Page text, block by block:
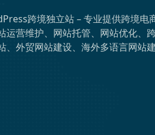
跨境独立站 – 专业提供跨境电
运营维护、网站托管、网站优化、
、外贸网站建设、海外多语言网站